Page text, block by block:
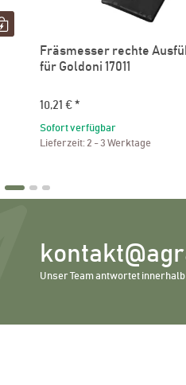
Fräsmesser rechte
für Goldoni 17011
10,21 € *
Sofort verfügbar
Lieferzeit: 2 - 3 Werktage
Unser Team antwortet innerhalb